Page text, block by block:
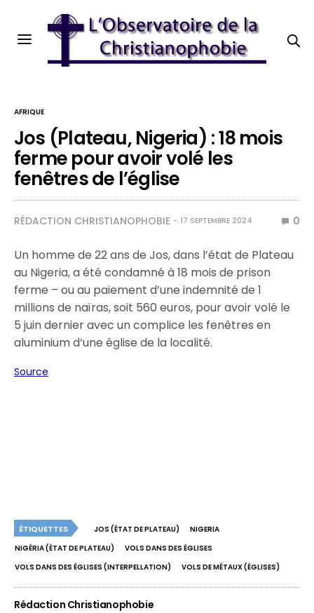
AFRIQUE
Jos (Plateau, Nigeria) : 18 mois
ferme pour avoir volé les
fenêtres de l’église
RÉDACTION CHRISTIANOPHOBIE 17 SEPTEMBRE 2024 0
Un homme de 22 ans de Jos, dans l’état de Plateau
au Nigeria, a été condamné à 18 mois de prison
ferme – ou au paiement d’une indemnité de 1
millions de naïras, soit 560 euros, pour avoir volé le
5 juin dernier avec un complice les fenêtres en
aluminium d’une église de la localité.
Source
ÉTIQUETTES JOS (ÉTAT DE PLATEAU)
NIGERIA
NIGÉRIA (ÉTAT DE PLATEAU)
VOLS DANS DES ÉGLISES
VOLS DANS DES ÉGLISES (INTERPELLATION)
VOLS DE MÉTAUX (ÉGLISES)
Rédaction Christianophobie